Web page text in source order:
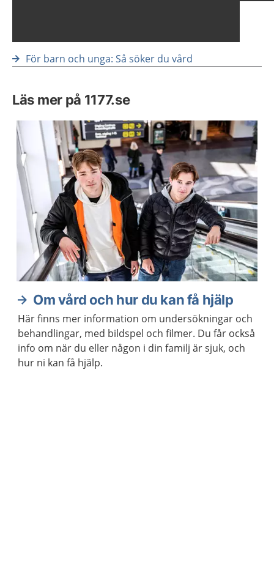
För barn och unga: Så söker du vård
Läs mer på 1177.se
Om vård och hur du kan få hjälp
Här finns mer information om undersökningar och
behandlingar, med bildspel och filmer. Du får också
info om när du eller någon i din familj är sjuk, och
hur ni kan få hjälp.